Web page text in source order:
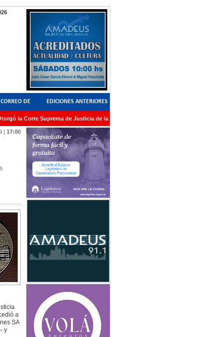
CORREO DE
LECTORES
EDICIONES ANTERIORES
la Corte Suprema de Justicia de la Nación una medalla al Dr. Raul
| 17:00
a
SA
y